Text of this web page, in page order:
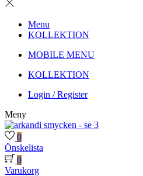
Menu
KOLLEKTION
MOBILE MENU
KOLLEKTION
Login / Register
Meny
0
Önskelista
0
Varukorg